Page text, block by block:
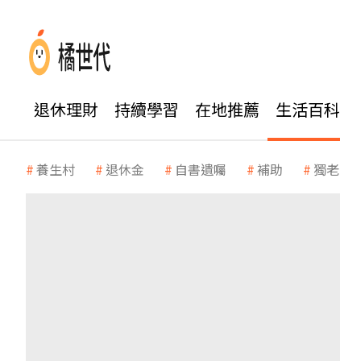
退休理財 持續學習 在地推薦 生活百科
養生村 退休金 自書遺囑 補助 獨老